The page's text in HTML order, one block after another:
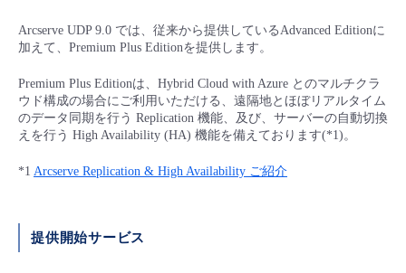
- ユーザー機能の管理
- 登録情報の管理
- APIリファレンス
- クラウド / サーバー
- ITインフラストラクチャー
- その他
Arcserve UDP 9.0 では、従来から提供しているAdvanced Editionに
加えて、 Premium Plus Editionを提供します。
Premium Plus Editionは、Hybrid Cloud with Azure とのマルチクラ
ウド構成の場合にご利用いただける、遠隔地とほぼリアルタイム
のデータ同期を行う Replication 機能、及び、サーバーの自動切換
えを行う High Availability (HA) 機能を備えております(*1)。
*1 Arcserve Replication & High Availability ご紹介
提供開始サービス